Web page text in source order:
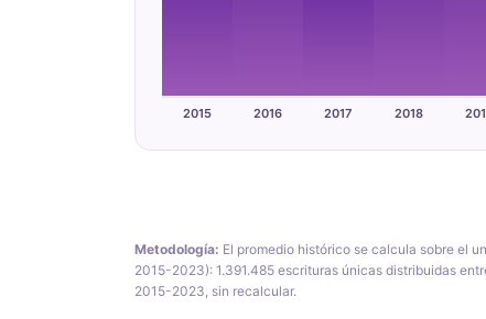
2015 2016 2017 2018
Metodología: El promedio histórico se calcula sobre el
2015-2023): 1.391.485 escrituras únicas distribuidas
2015-2023, sin recalcular.